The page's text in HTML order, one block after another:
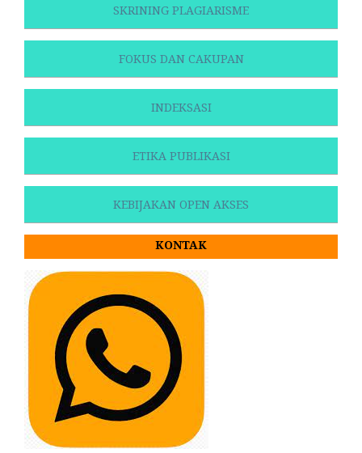
SKRINING PLAGIARISME
FOKUS DAN CAKUPAN
INDEKSASI
ETIKA PUBLIKASI
KEBIJAKAN OPEN AKSES
KONTAK